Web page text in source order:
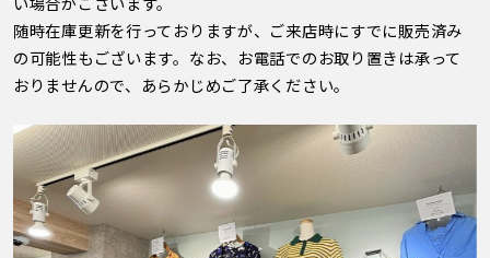
随時在庫更新を行っておりますが、ご来店時にすでに販売済み
の可能性もございます。なお、お電話でのお取り置きは承って
おりませんので、あらかじめご了承ください。